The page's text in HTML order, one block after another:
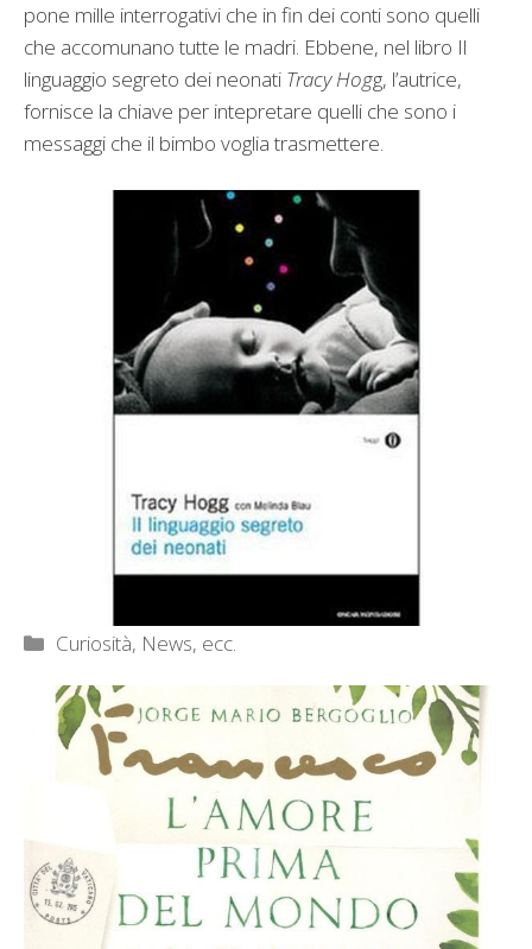
pone mille interrogativi che in fin dei conti sono quelli
che accomunano tutte le madri. Ebbene, nel libro Il
linguaggio segreto dei neonati Tracy Hogg, l’autrice,
fornisce la chiave per intepretare quelli che sono i
messaggi che il bimbo voglia trasmettere.
Categorie
Curiosità, News, ecc.